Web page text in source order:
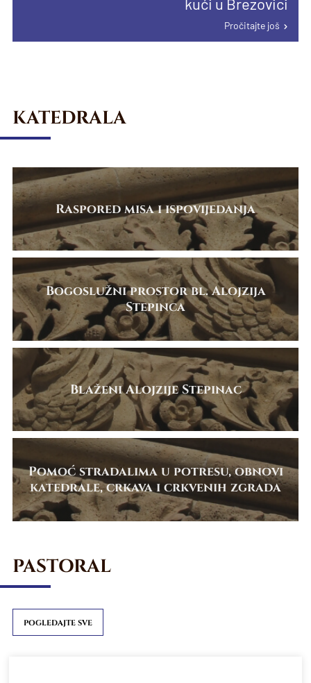
kući u Brezovici
Pročitajte još
Župa Sesvetska Sopnica proslavila
blagdan nebeske zaštitnice
Pročitajte još
KATEDRALA
Raspored misa i ispovijedanja
Bogoslužni prostor bl. Alojzija
Stepinca
Blaženi Alojzije Stepinac
Pomoć stradalima u potresu, obnovi
katedrale, crkava i crkvenih zgrada
PASTORAL
POGLEDAJTE SVE